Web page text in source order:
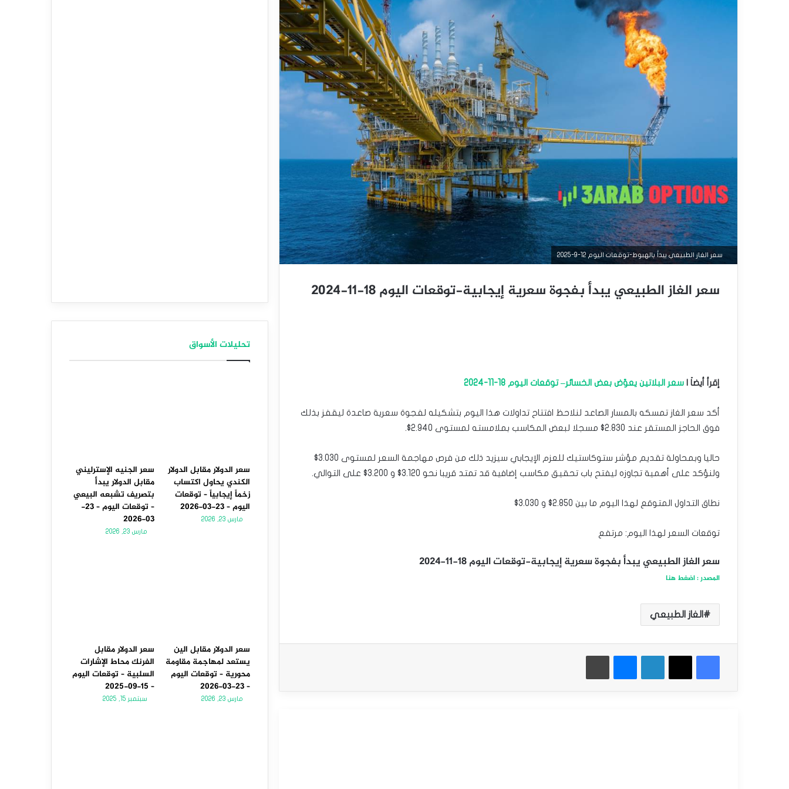
سعر الغاز الطبيعي يبدأ بالهبوط-توقعات اليوم 12-9-2025
سعر الغاز الطبيعي يبدأ بفجوة سعرية إيجابية-توقعات اليوم 18-11-2024
إقرأ أيضاَ | سعر البلاتين يعوّض بعض الخسائر– توقعات اليوم 18-11-2024
أكد سعر الغاز تمسكه بالمسار الصاعد لنلاحظ افتتاح تداولات هذا اليوم بتشكيله لفجوة سعرية صاعدة ليقفز بذلك
فوق الحاجز المستقر عند 2.830$ مسجلا لبعض المكاسب بملامسته لمستوى 2.940$.
حاليا وبمحاولة تقديم مؤشر ستوكاستيك للعزم الإيجابي سيزيد ذلك من فرص مهاجمة السعر لمستوى 3.030$
ولنؤكد على أهمية تجاوزه ليفتح باب تحقيق مكاسب إضافية قد تمتد قريبا نحو 3.120$ و 3.200$ على التوالي.
نطاق التداول المتوقع لهذا اليوم ما بين 2.850$ و 3.030$
توقعات السعر لهذا اليوم: مرتفع
سعر الغاز الطبيعي يبدأ بفجوة سعرية إيجابية-توقعات اليوم 18-11-2024
المصدر : اضغط هنا
الغاز الطبيعي
فيسبوك
‫X لينكدإن ماسنجر طباعة
تحليلات الأسواق
سعر الدولار مقابل الدولار
الكندي يحاول اكتساب
زخماً إيجابياً – توقعات
اليوم – 23-03-2026
مارس 23, 2026
سعر الجنيه الإسترليني
مقابل الدولار يبدأ
بتصريف تشبعه البيعي
– توقعات اليوم – 23-
03-2026
مارس 23, 2026
سعر الدولار مقابل الين
يستعد لمهاجمة مقاومة
محورية – توقعات اليوم
– 23-03-2026
مارس 23, 2026
سعر الدولار مقابل
الفرنك محاط الإشارات
السلبية – توقعات اليوم
– 15-09-2025
سبتمبر 15, 2025